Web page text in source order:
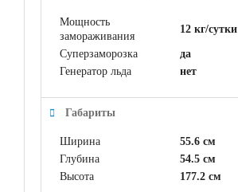
Мощность
замораживания
12 кг/сутки
Суперзаморозка
да
Генератор льда
нет
Габариты
Ширина
55.6 см
Глубина
54.5 см
Высота
177.2 см